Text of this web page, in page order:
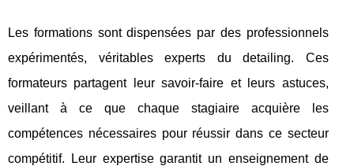
Les formations sont dispensées par des professionnels
expérimentés, véritables experts du detailing. Ces
formateurs partagent leur savoir-faire et leurs astuces,
veillant à ce que chaque stagiaire acquière les
compétences nécessaires pour réussir dans ce secteur
compétitif. Leur expertise garantit un enseignement de